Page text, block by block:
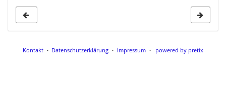
Kontakt Datenschutzerklärung Impressum powered by pretix